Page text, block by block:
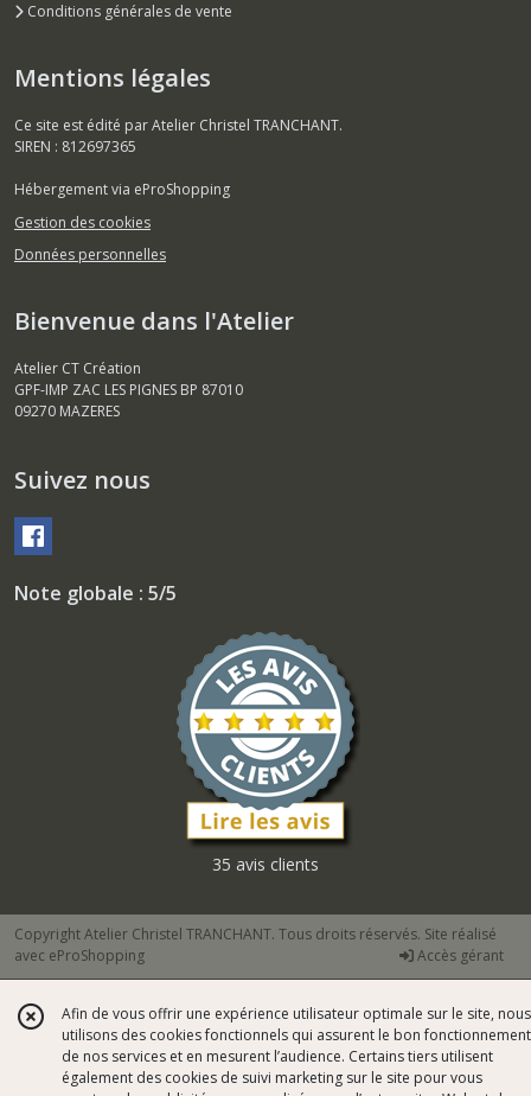
Conditions générales de vente
Mentions légales
Ce site est édité par Atelier Christel TRANCHANT.
SIREN : 812697365
Hébergement via eProShopping
Gestion des cookies
Données personnelles
Bienvenue dans l'Atelier
Atelier CT Création
GPF-IMP ZAC LES PIGNES BP 87010
09270 MAZERES
Suivez nous
Note globale : 5/5
35 avis clients
Copyright Atelier Christel TRANCHANT. Tous droits réservés. Site réalisé
avec eProShopping Accès gérant
Afin de vous offrir une expérience utilisateur optimale sur le site, nous
utilisons des cookies fonctionnels qui assurent le bon fonctionnement
de nos services et en mesurent l’audience. Certains tiers utilisent
également des cookies de suivi marketing sur le site pour vous